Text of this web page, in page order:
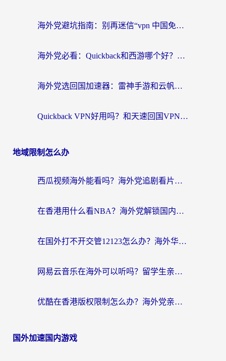
海外党避坑指南：别再迷信“vpn 中国免费”，选对回国加速器才能无缝刷国内资源
海外党必看：Quickback和西游哪个好？3个维度教你选对回国加速器
海外党选回国加速器：雷神手游和云帆哪个好？附3组对比+避坑指南
Quickback VPN好用吗？和天速回国VPN对比哪个回国效果更好？海外党必看的真实体验指南
地域限制怎么办
西瓜视频海外能看吗？海外党追剧看片的终极解决方案来了
在香港用什么看NBA？海外党解锁国内体育直播的终极攻略
在国外打不开交管12123怎么办？海外华人必看的回国加速全攻略
网易云音乐在海外可以听吗？留学生亲测有效的回国加速方案
优酷在香港版权限制怎么办？海外党亲测有效的追剧加速方案
国外加速国内游戏